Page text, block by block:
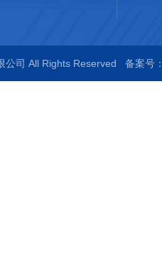
公司 All Rights Reserved 备案号